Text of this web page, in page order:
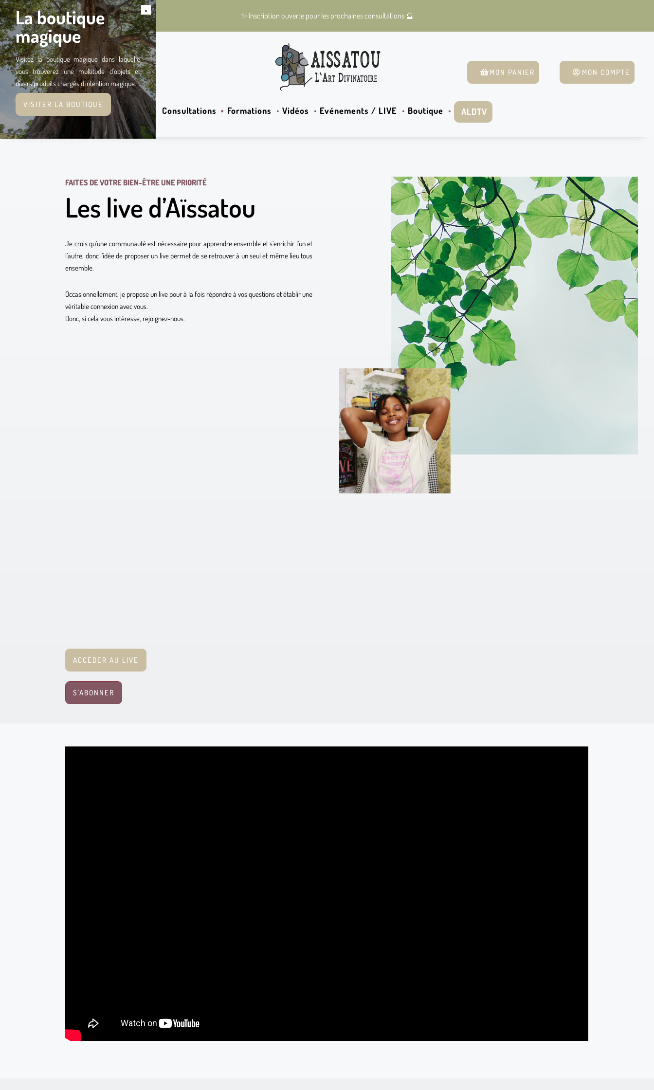
✨ Inscription ouverte pour les prochaines consultations 🔮
Consultations Formations Vidéos Evénements / LIVE Boutique ALDTV
MON COMPTE
MON PANIER
FAITES DE VOTRE BIEN-ÊTRE UNE PRIORITÉ
Les live d’Aïssatou
Je crois qu’une communauté est nécessaire pour apprendre ensemble et s’enrichir l’un et
l’autre, donc l’idée de proposer un live permet de se retrouver à un seul et même lieu tous
ensemble.
Occasionnellement, je propose un live pour à la fois répondre à vos questions et établir une
véritable connexion avec vous.
Donc, si cela vous intéresse, rejoignez-nous.
ACCÉDER AU LIVE
S'ABONNER
×
La boutique
magique
Visitez la boutique magique dans laquelle
vous trouverez une multitude d’objets et
divers produits chargés d’intention magique.
VISITER LA BOUTIQUE